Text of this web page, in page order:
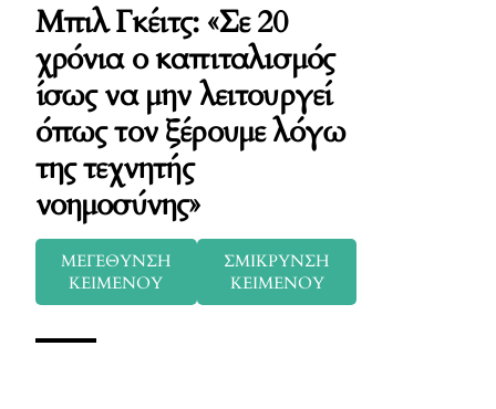
Μπιλ Γκέιτς: «Σε 20
χρόνια ο καπιταλισμός
ίσως να μην λειτουργεί
όπως τον ξέρουμε λόγω
της τεχνητής
νοημοσύνης»
ΜΕΓΕΘΥΝΣΗ
ΚΕΙΜΕΝΟΥ
ΣΜΙΚΡΥΝΣΗ
ΚΕΙΜΕΝΟΥ